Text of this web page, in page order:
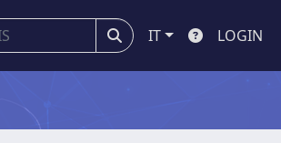
IT LOGIN